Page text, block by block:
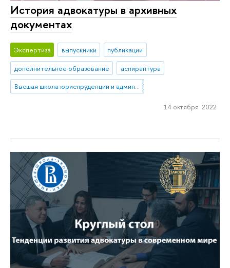
История адвокатуры в архивных
документах
Экспертиза выпускники
публикации
дополнительное образование
аспирантура
Высшая школа юриспруденции и администрирования
14 октября 2022